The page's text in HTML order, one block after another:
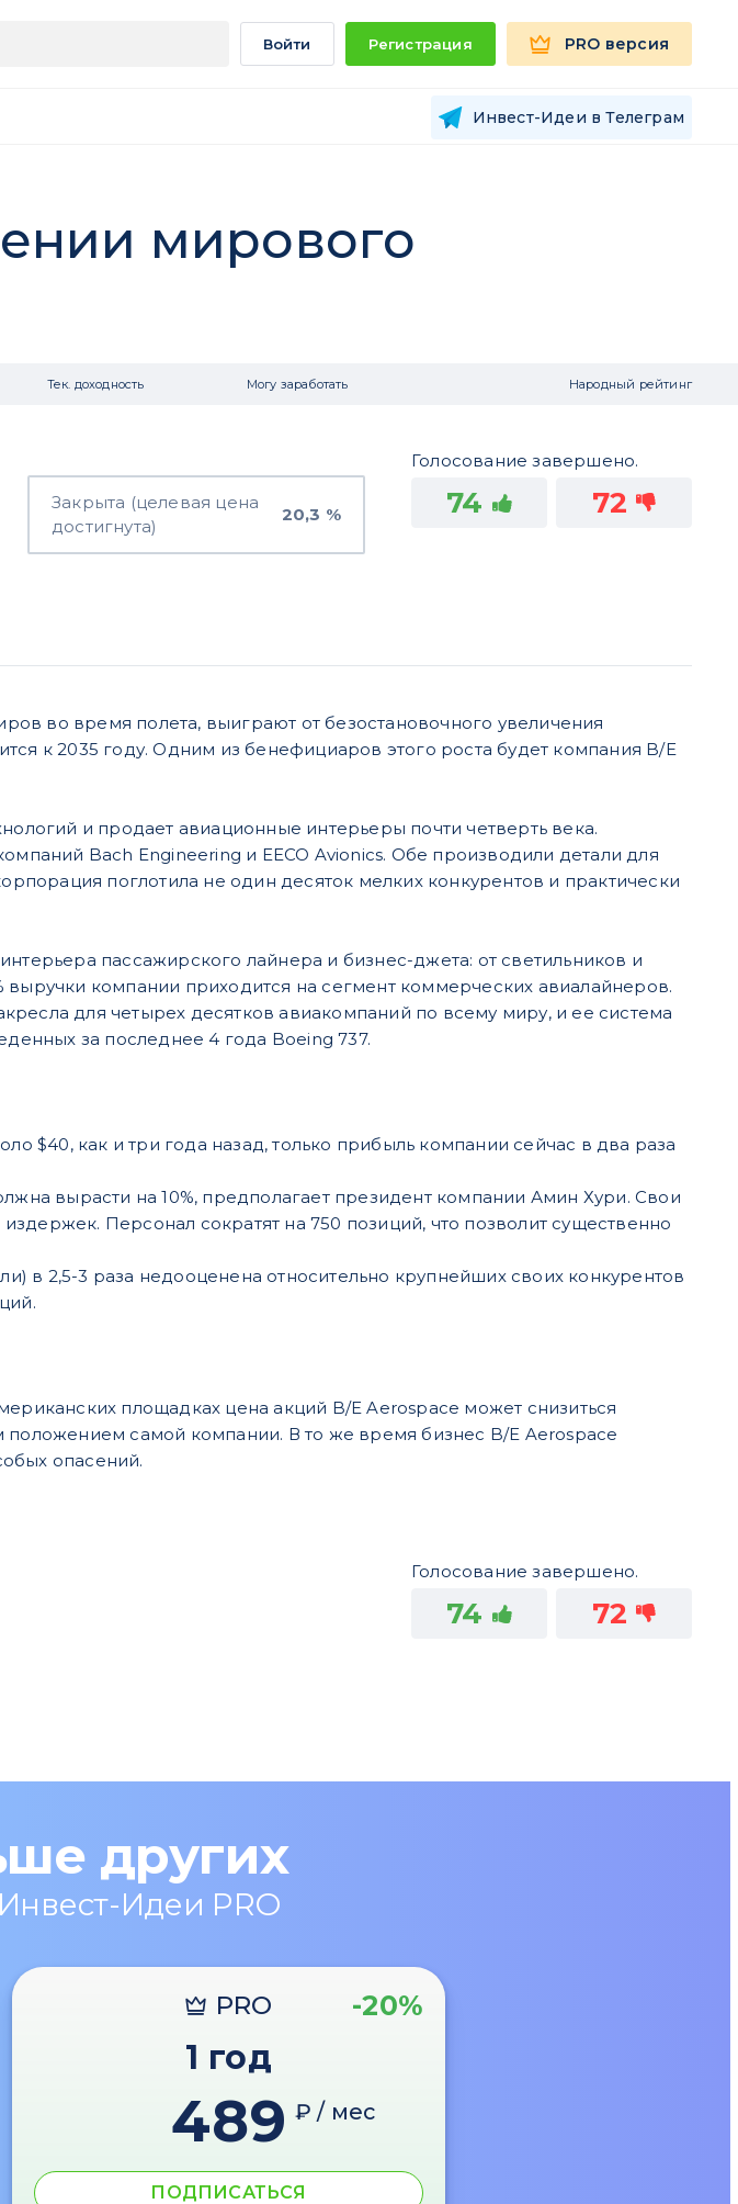
Войти Регистрация PRO версия
Инвест-Идеи в Телеграм
мирового
Тек. доходность Могу заработать Народный рейтинг
Закрыта (целевая цена
достигнута)
20,3 %
Голосование завершено.
74 72
во время полета, выиграют от безостановочного увеличения
к 2035 году. Одним из бенефициаров этого роста будет компания B/E
и продает авиационные интерьеры почти четверть века.
Bach Engineering и EECO Avionics. Обе производили детали для
поглотила не один десяток мелких конкурентов и практически
пассажирского лайнера и бизнес-джета: от светильников и
компании приходится на сегмент коммерческих авиалайнеров.
для четырех десятков авиакомпаний по всему миру, и ее система
за последнее 4 года Boeing 737.
$40, как и три года назад, только прибыль компании сейчас в два раза
вырасти на 10%, предполагает президент компании Амин Хури. Свои
Персонал сократят на 750 позиций, что позволит существенно
в 2,5-3 раза недооценена относительно крупнейших своих конкурентов
площадках цена акций B/E Aerospace может снизиться
самой компании. В то же время бизнес B/E Aerospace
опасений.
Голосование завершено.
74 72
других
Идеи PRO
PRO -20%
1 год
489 ₽ / мес
ПОДПИСАТЬСЯ